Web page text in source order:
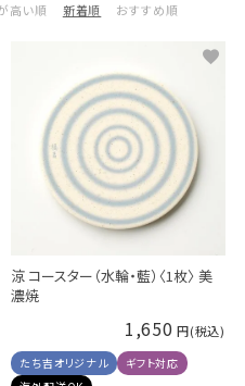
高い順 新着順 おすすめ順
涼 コースター（水輪・藍）〈1枚〉 美
濃焼
1,650
たち吉オリジナル
ギフト対応